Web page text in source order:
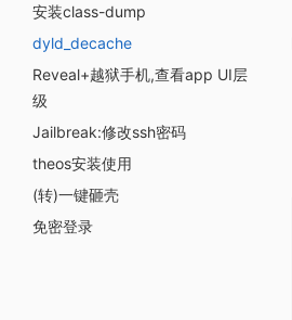
安装class-dump
dyld_decache
Reveal+越狱手机,查看app UI层
级
Jailbreak:修改ssh密码
theos安装使用
(转)一键砸壳
免密登录